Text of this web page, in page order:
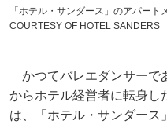
「ホテル・サンダース」のアパート
COURTESY OF HOTEL SANDERS
かつてバレエダンサーで
からホテル経営者に転身し
は、「ホテル・サンダース